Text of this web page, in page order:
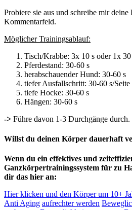
Probiere sie aus und schreibe mir
Kommentarfeld.
Möglicher Trainingsablauf:
Tisch/Krabbe: 3x 10 s oder 1x 30
Pferdestand: 30-60 s
herabschauender Hund: 30-60 s
tiefer Ausfallschritt: 30-60 s/Seite
tiefe Hocke: 30-60 s
Hängen: 30-60 s
-> Führe davon 1-3 Durchgänge durch.
Willst du deinen Körper dauerhaft
Wenn du ein effektives und
Ganzkörpertrainingssystem für zu
dir das hier an:
Hier klicken und den Körper um 10+
Anti Aging aufrechter werden